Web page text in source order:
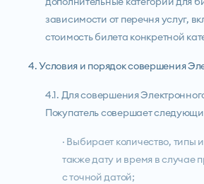
зависимости от перечня услуг,
стоимость билета конкретной
4. Условия и порядок совершения
4.1. Для совершения
Покупатель совершает
· Выбирает количество, типы
также дату и время в случае
с точной датой;